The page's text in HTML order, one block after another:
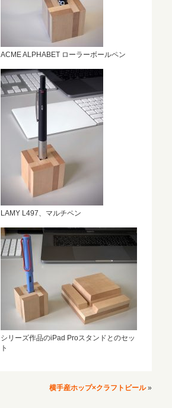
ACME ALPHABET ローラーボールペン
LAMY L497、マルチペン
シリーズ作品のiPad Proスタンドとのセッ
ト
横手産ホップ×クラフトビール »